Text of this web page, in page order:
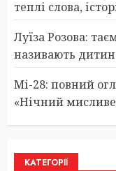
теплі слова,
Луїза Розова:
називають
Мі-28: повний
«Нічний
КАТЕГОРІЇ